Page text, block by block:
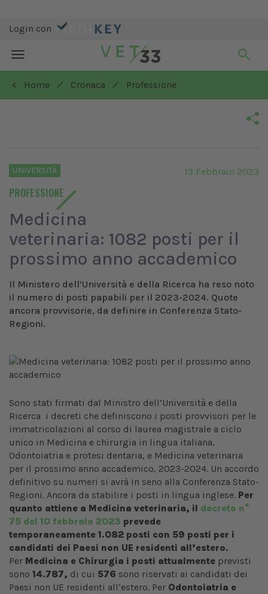
Login con
Toggle
navigation
< Home
/ Cronaca / Professione
UNIVERSITÀ
PROFESSIONE
13 Febbraio 2023
Medicina
veterinaria: 1082 posti per il
prossimo anno accademico
Il Ministero dell’Università e della Ricerca ha reso noto
il numero di posti papabili per il 2023-2024. Quote
ancora provvisorie, da definire in Conferenza Stato-
Regioni.
Sono stati firmati dal Ministro dell’Università e della
Ricerca i decreti che definiscono i posti provvisori per le
immatricolazioni al corso di laurea magistrale a ciclo
unico in Medicina e chirurgia in lingua italiana,
Odontoiatria e protesi dentaria, e Medicina veterinaria
per il prossimo anno accademico, 2023-2024. Un accordo
definitivo su numeri si avrà in seno alla Conferenza Stato-
Regioni. Ancora da stabilire i posti in lingua inglese. Per
quanto attiene a Medicina veterinaria, il decreto n°
75 del 10 febbraio 2023 prevede
temporaneamente 1.082 posti con 59 posti per i
candidati dei Paesi non UE residenti all’estero.
Per Medicina e Chirurgia i posti attualmente previsti
sono 14.787, di cui 576 sono riservati ai candidati dei
Paesi non UE residenti all’estero. Per Odontoiatria e